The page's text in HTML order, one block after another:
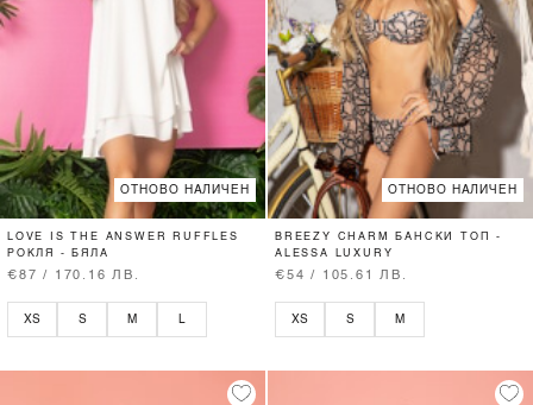
ОТНОВО НАЛИЧЕН
LOVE IS THE ANSWER RUFFLES
РОКЛЯ - БЯЛА
€87 / 170.16 ЛВ.
XS S M
ОТНОВО НАЛИЧЕН
BREEZY CHARM БАНСКИ ТОП -
ALESSA LUXURY
€54 / 105.61 ЛВ.
XS S M